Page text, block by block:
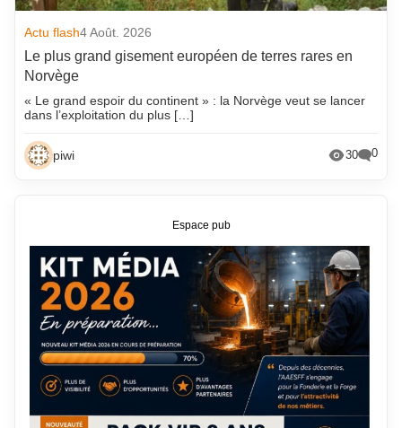
Actu flash4 Août. 2026
Le plus grand gisement européen de terres rares en
Norvège
« Le grand espoir du continent » : la Norvège veut se lancer
dans l’exploitation du plus […]
piwi 30 0
Espace pub